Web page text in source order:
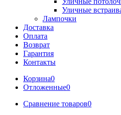
Уличные
Лампочки
Доставка
Оплата
Возврат
Гарантия
Контакты
Корзина0
Отложенные0
Сравнение товаров0